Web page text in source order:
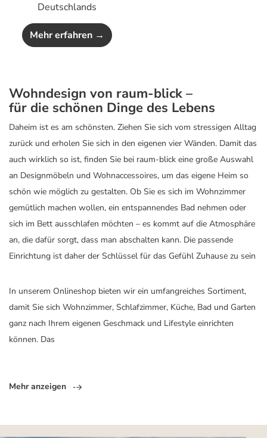
Deutschlands
Mehr erfahren →
Wohndesign von raum-blick –
für die schönen Dinge des Lebens
Daheim ist es am schönsten. Ziehen Sie sich vom stressigen Alltag
zurück und erholen Sie sich in den eigenen vier Wänden. Damit das
auch wirklich so ist, finden Sie bei raum-blick eine große Auswahl
an Designmöbeln und Wohnaccessoires, um das eigene Heim so
schön wie möglich zu gestalten. Ob Sie es sich im Wohnzimmer
gemütlich machen wollen, ein entspannendes Bad nehmen oder
sich im Bett ausschlafen möchten – es kommt auf die Atmosphäre
an, die dafür sorgt, dass man abschalten kann. Die passende
Einrichtung ist daher der Schlüssel für das Gefühl Zuhause zu sein
In unserem Onlineshop bieten wir ein umfangreiches Sortiment,
damit Sie sich Wohnzimmer, Schlafzimmer, Küche, Bad und Garten
ganz nach Ihrem eigenen Geschmack und Lifestyle einrichten
können. Das
Mehr anzeigen